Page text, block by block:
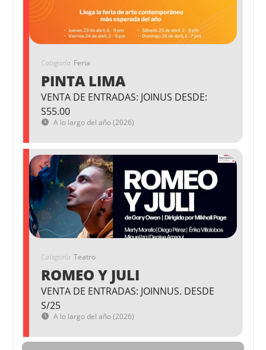
Categoría Feria
PINTA LIMA
VENTA DE ENTRADAS: JOINUS DESDE:
S55.00
A lo largo del año (2026)
Categoría Teatro
ROMEO Y JULI
VENTA DE ENTRADAS: JOINNUS. DESDE
S/25
A lo largo del año (2026)